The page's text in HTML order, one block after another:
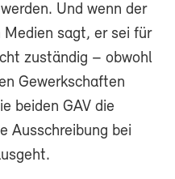
Und wenn der
sagt, er sei für
zuständig – obwohl
Gewerkschaften
beiden GAV die
Ausschreibung bei